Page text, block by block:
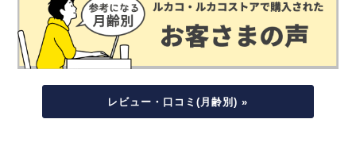
レビュー・口コミ(月齢別) »